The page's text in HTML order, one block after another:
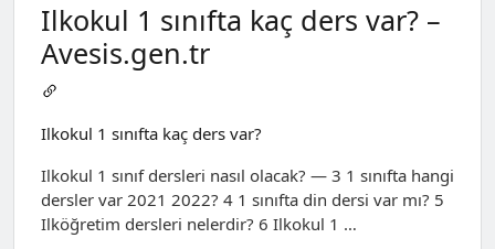
Ilkokul 1 sınıfta kaç ders var? –
Avesis.gen.tr
Ilkokul 1 sınıfta kaç ders var?
Ilkokul 1 sınıf dersleri nasıl olacak? — 3 1 sınıfta hangi
dersler var 2021 2022? 4 1 sınıfta din dersi var mı? 5
Ilköğretim dersleri nelerdir? 6 Ilkokul 1 …